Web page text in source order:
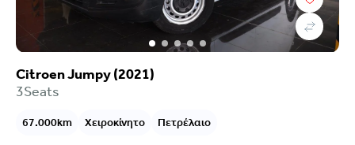
Citroen Jumpy (2021)
3Seats
67.000km Χειροκίνητο Πετρέλαιο